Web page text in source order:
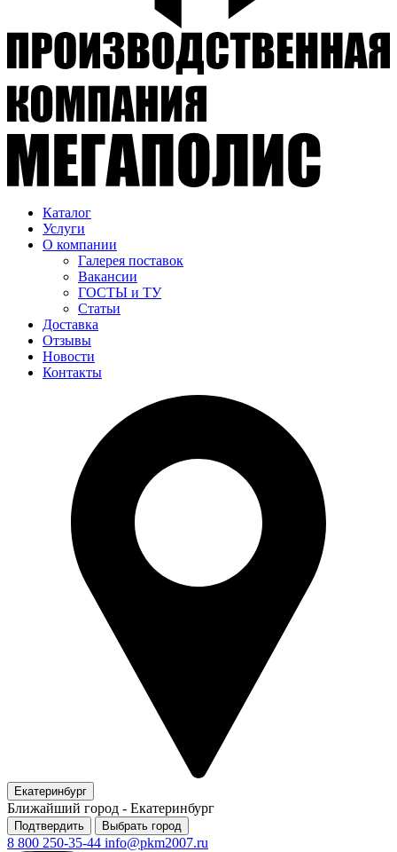
Каталог
Услуги
О компании
Галерея поставок
Вакансии
ГОСТЫ и ТУ
Статьи
Доставка
Отзывы
Новости
Контакты
Екатеринбург
Ближайший город - Екатеринбург
Подтвердить Выбрать город
8 800 250-35-44 info@pkm2007.ru